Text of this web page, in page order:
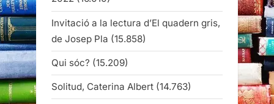
Invitació a la lectura d’El quadern gris,
de Josep Pla (15.858)
Qui sóc? (15.209)
Solitud, Caterina Albert (14.763)